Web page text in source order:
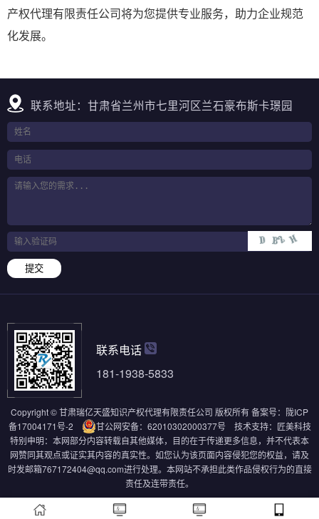
产权代理有限责任公司将为您提供专业服务，助力企业规范
化发展。
联系地址：甘肃省兰州市七里河区兰石豪布斯卡璟园
提交
联系电话
181-1938-5833
Copyright © 甘肃瑞亿天盛知识产权代理有限责任公司 版权所有备案号： 陇ICP
备17004171号-2
甘公网安备：62010302000377号技术支持： 匠美科技
特别申明：本网部分内容转载自其他媒体，目的在于传递更多信息，并不代表本
网赞同其观点或证实其内容的真实性。如您认为该页面内容侵犯您的权益，请及
时发邮箱767172404@qq.com进行处理。本网站不承担此类作品侵权行为的直接
责任及连带责任。